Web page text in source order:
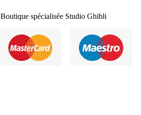
spécialisée Studio Ghibli